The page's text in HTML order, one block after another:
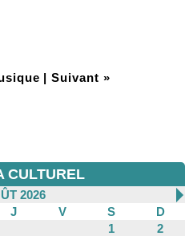
| Suivant »
CULTUREL
2026
J V S
D
1
2